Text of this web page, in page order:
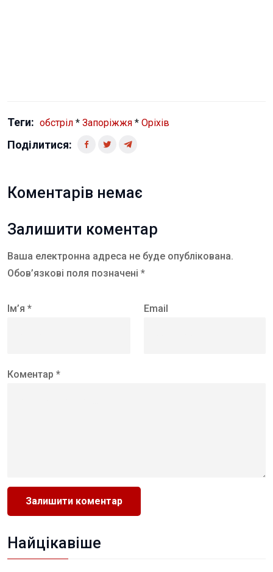
Теги: обстріл * Запоріжжя * Оріхів
Поділитися:
Коментарів немає
Залишити коментар
Ваша електронна адреса не буде опублікована.
Обов’язкові поля позначені *
Ім’я * Email
Коментар *
Найцікавіше